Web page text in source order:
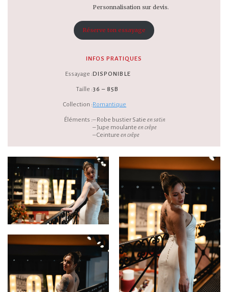
Personnalisation sur devis.
Réserve ton essayage
INFOS PRATIQUES
Essayage :
Taille :
Collection :
Éléments :
DISPONIBLE
36 – 85B
Romantique
– Robe bustier Satieen satin
– Jupe moulanteen crêpe
– Ceintureen crêpe